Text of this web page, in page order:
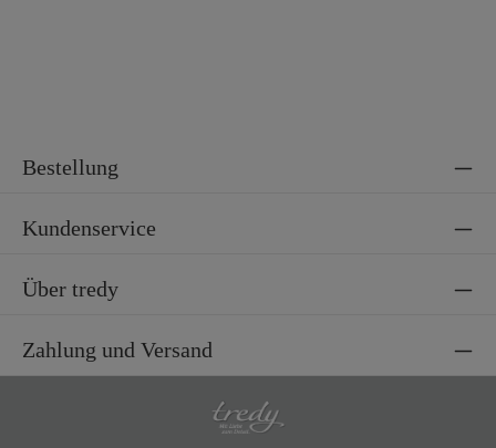
Bestellung
Kundenservice
Über tredy
Zahlung und Versand